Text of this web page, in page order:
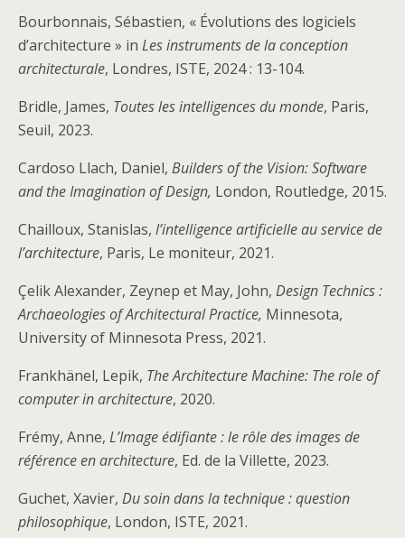
Bourbonnais, Sébastien, « Évolutions des logiciels
d’architecture » in Les instruments de la conception
architecturale, Londres, ISTE, 2024 : 13-104.
Bridle, James, Toutes les intelligences du monde, Paris,
Seuil, 2023.
Cardoso Llach, Daniel, Builders of the Vision: Software
and the Imagination of Design, London, Routledge, 2015.
Chailloux, Stanislas, l’intelligence artificielle au service de
l’architecture, Paris, Le moniteur, 2021.
Çelik Alexander, Zeynep et May, John, Design Technics :
Archaeologies of Architectural Practice, Minnesota,
University of Minnesota Press, 2021.
Frankhänel, Lepik, The Architecture Machine: The role of
computer in architecture, 2020.
Frémy, Anne, L’Image édifiante : le rôle des images de
référence en architecture, Ed. de la Villette, 2023.
Guchet, Xavier, Du soin dans la technique : question
philosophique, London, ISTE, 2021.